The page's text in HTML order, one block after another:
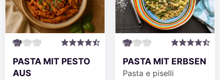
PASTA MIT PESTO
AUS
PASTA MIT ERBSEN
Pasta e piselli